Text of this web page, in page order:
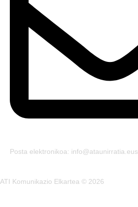
Posta elektronikoa: info@ataunirratia.eus
ATI Komunikazio Elkartea © 2026